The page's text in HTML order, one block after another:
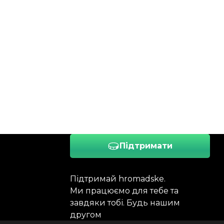
Підтримати
Підтримай hromadske.
Ми працюємо для тебе та
завдяки тобі. Будь нашим
другом